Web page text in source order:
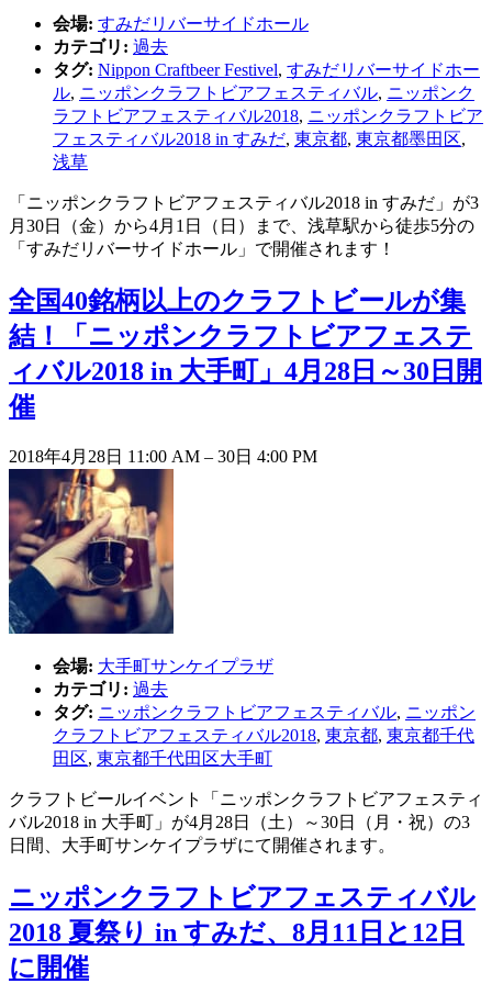
会場: すみだリバーサイドホール
カテゴリ: 過去
タグ: Nippon Craftbeer Festivel, すみだリバーサイドホー
ル, ニッポンクラフトビアフェスティバル, ニッポンク
ラフトビアフェスティバル2018, ニッポンクラフトビア
フェスティバル2018 in すみだ, 東京都, 東京都墨田区,
浅草
「ニッポンクラフトビアフェスティバル2018 in すみだ」が3
月30日（金）から4月1日（日）まで、浅草駅から徒歩5分の
「すみだリバーサイドホール」で開催されます！
全国40銘柄以上のクラフトビールが集
結！「ニッポンクラフトビアフェステ
ィバル2018 in 大手町」4月28日～30日開
催
2018年4月28日 11:00 AM – 30日 4:00 PM
会場: 大手町サンケイプラザ
カテゴリ: 過去
タグ: ニッポンクラフトビアフェスティバル, ニッポン
クラフトビアフェスティバル2018, 東京都, 東京都千代
田区, 東京都千代田区大手町
クラフトビールイベント「ニッポンクラフトビアフェスティ
バル2018 in 大手町」が4月28日（土）～30日（月・祝）の3
日間、大手町サンケイプラザにて開催されます。
ニッポンクラフトビアフェスティバル
2018 夏祭り in すみだ、8月11日と12日
に開催